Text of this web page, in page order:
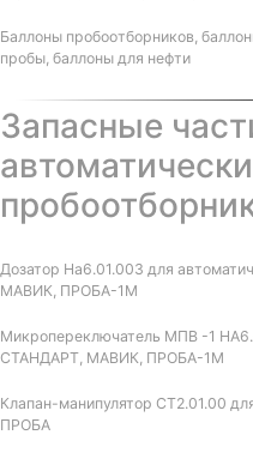
Баллоны пробоотборников,
пробы, баллоны для нефти
Запасные
Дозатор На6.01.003 для
МАВИК, ПРОБА-1М
Микропереключатель МПВ -1
СТАНДАРТ, МАВИК, ПРОБА-1М
Клапан-манипулятор СТ2.01.00
ПРОБА